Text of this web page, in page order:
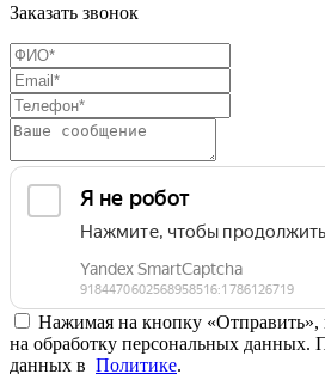
Заказать звонок
Нажимая на кнопку «Отправить»,
на обработку персональных данных.
данных в Политике.